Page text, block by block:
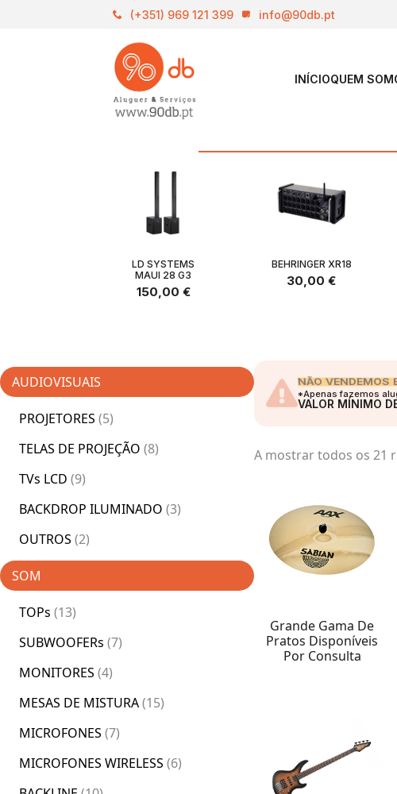
(+351) 969 121 399 info@90db.pt
INÍCIOQUEM
LD SYSTEMS
MAUI 28 G3
150,00 €
BEHRINGER XR18
30,00€
AUDIOVISUAIS
PROJETORES (5)
TELAS DE PROJEÇÃO (8)
TVs LCD (9)
BACKDROP ILUMINADO (3)
OUTROS (2)
SOM
TOPs (13)
SUBWOOFERs (7)
MONITORES (4)
MESAS DE MISTURA(15)
MICROFONES (7)
MICROFONES WIRELESS (6)
NÃO VENDEMOS
*Apenas fazemos
VALOR MÍNIMO
A mostrar todos os 21
Grande Gama De
Pratos Disponíveis
Por Consulta